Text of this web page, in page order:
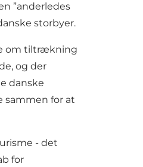
”anderledes
storbyer.
om tiltrækning
og der
danske
for at
- det
for